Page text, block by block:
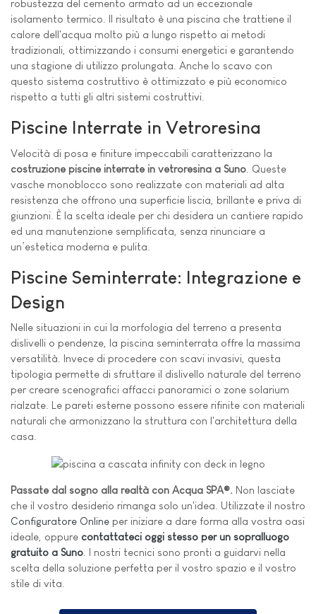
robustezza del cemento armato ad un eccezionale
isolamento termico. Il risultato è una piscina che trattiene il
calore dell'acqua molto più a lungo rispetto ai metodi
tradizionali, ottimizzando i consumi energetici e garantendo
una stagione di utilizzo prolungata. Anche lo scavo con
questo sistema costruttivo è ottimizzato e più economico
rispetto a tutti gli altri sistemi costruttivi.
Piscine Interrate in Vetroresina
Velocità di posa e finiture impeccabili caratterizzano la
costruzione piscine interrate in vetroresina a Suno . Queste
vasche monoblocco sono realizzate con materiali ad alta
resistenza che offrono una superficie liscia, brillante e priva di
giunzioni. È la scelta ideale per chi desidera un cantiere rapido
ed una manutenzione semplificata, senza rinunciare a
un’estetica moderna e pulita.
Piscine Seminterrate: Integrazione e
Design
Nelle situazioni in cui la morfologia del terreno a presenta
dislivelli o pendenze, la piscina seminterrata offre la massima
versatilità. Invece di procedere con scavi invasivi, questa
tipologia permette di sfruttare il dislivello naturale del terreno
per creare scenografici affacci panoramici o zone solarium
rialzate. Le pareti esterne possono essere rifinite con materiali
naturali che armonizzano la struttura con l'architettura della
casa.
Passate dal sogno alla realtà con Acqua SPA®. Non lasciate
che il vostro desiderio rimanga solo un'idea. Utilizzate il nostro
Configuratore Online per iniziare a dare forma alla vostra oasi
ideale, oppure contattateci oggi stesso per un sopralluogo
gratuito a Suno . I nostri tecnici sono pronti a guidarvi nella
scelta della soluzione perfetta per il vostro spazio e il vostro
stile di vita.